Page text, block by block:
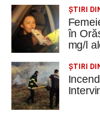
ŞTIRI
în
mg/l
ŞTIRI